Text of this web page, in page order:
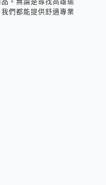
們都能提供舒適專業